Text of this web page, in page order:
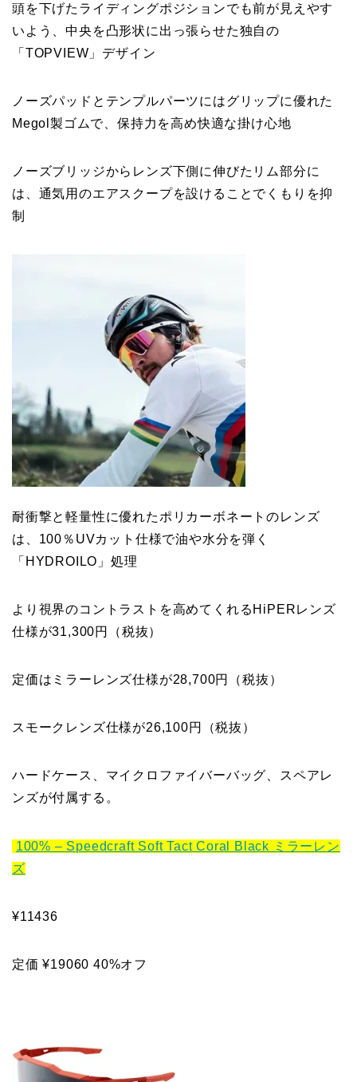
頭を下げたライディングポジションでも前が見えやす
いよう、中央を凸形状に出っ張らせた独自の
「TOPVIEW」デザイン
ノーズパッドとテンプルパーツにはグリップに優れた
Megol製ゴムで、保持力を高め快適な掛け心地
ノーズブリッジからレンズ下側に伸びたリム部分に
は、通気用のエアスクープを設けることでくもりを抑
制
耐衝撃と軽量性に優れたポリカーボネートのレンズ
は、100％UVカット仕様で油や水分を弾く
「HYDROILO」処理
より視界のコントラストを高めてくれるHiPERレンズ
仕様が31,300円（税抜）
定価はミラーレンズ仕様が28,700円（税抜）
スモークレンズ仕様が26,100円（税抜）
ハードケース、マイクロファイバーバッグ、スペアレ
ンズが付属する。
100% – Speedcraft Soft Tact Coral Black ミラーレン
ズ
¥11436
定価 ¥19060 40%オフ